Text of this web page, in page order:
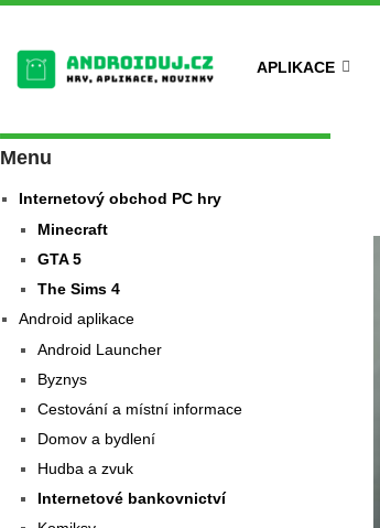
APLIKACE
Menu
Internetový obchod PC hry
Minecraft
GTA 5
The Sims 4
Android aplikace
Android Launcher
Byznys
Cestování a místní informace
Domov a bydlení
Hudba a zvuk
Internetové bankovnictví